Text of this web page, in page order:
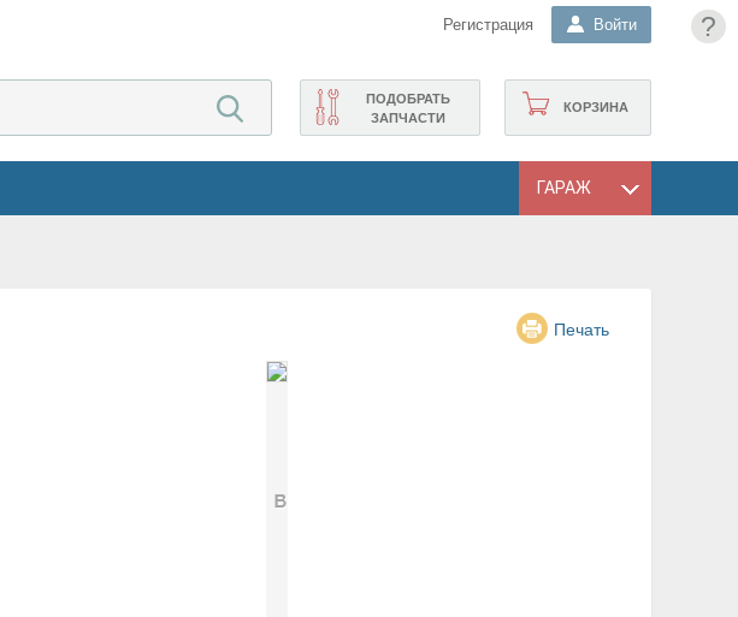
?
Регистрация Войти
КОРЗИНА
ПОДОБРАТЬ
ЗАПЧАСТИ
ГАРАЖ
Печать